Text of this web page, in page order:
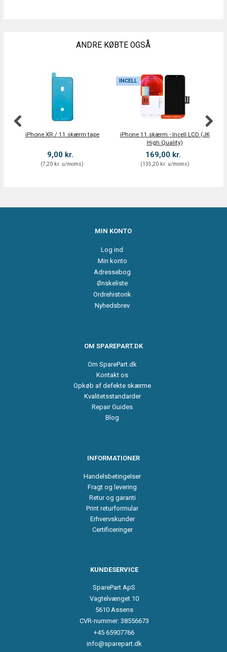
ANDRE KØBTE OGSÅ
iPhone XR / 11 skærm tape
9,00 kr.
(7,20 kr. u/moms)
INCELL
iPhone 11 skærm - Incell LCD (JK
High Quality)
169,00 kr.
(135,20 kr. u/moms)
MIN KONTO
Log ind
Min konto
Adressebog
Ønskeliste
Ordrehistorik
Nyhedsbrev
OM SPAREPART.DK
Om SparePart.dk
Kontakt os
Opkøb af defekte skærme
Kvalitetsstandarder
Repair Guides
Blog
INFORMATIONER
Handelsbetingelser
Fragt og levering
Retur og garanti
Print returformular
Erhvervskunder
Certificeringer
KUNDESERVICE
SparePart ApS
Vagtelvænget 10
5610 Assens
CVR-nummer: 38556673
+45 65907766
info@sparepart.dk